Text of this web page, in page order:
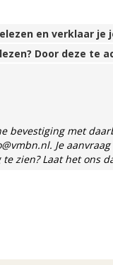
en verklaar je
Door deze te
bevestiging met
Je
zien? Laat het ons